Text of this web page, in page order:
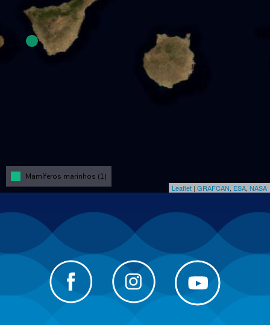
Mamíferos marinhos (1)
Leaflet | GRAFCAN ESA NASA